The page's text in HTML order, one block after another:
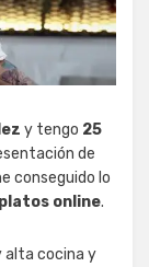
y tengo 25
de
conseguido lo
online.
alta cocina y